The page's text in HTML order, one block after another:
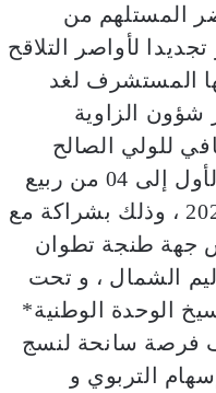
المستلهم من
لأواصر التلاقح
المستشرف لغد
شؤون الزاوية
للولي الصالح
مولاي عبدالله الشريف، خلال الفترة الممتدة ما بين 30 ربيع الأول إلى 04 من ربيع
الثاني ربيع الثاني 1447 ه‍ الموافق ل 23.24.25.26.27 شتنبر 2025 ، وذلك بشراكة مع
جهة طنجة تطوان
الشمال ، و تحت
الوحدة الوطنية*
فرصة سانحة لنسج
التربوي و